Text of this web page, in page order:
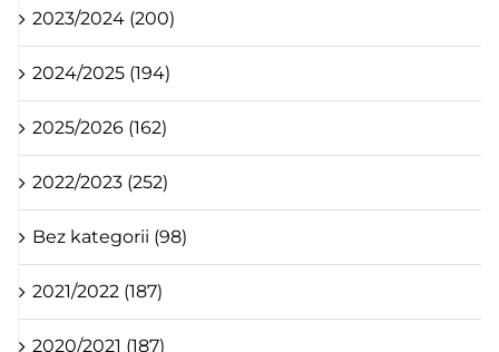
2023/2024 (200)
2024/2025 (194)
2025/2026 (162)
2022/2023 (252)
Bez kategorii (98)
2021/2022 (187)
2020/2021 (187)